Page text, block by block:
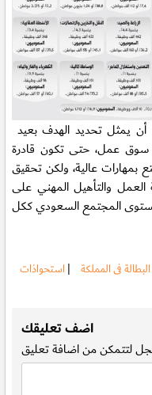
سوق عمل، حتى تكون قادرة
عالية، ولكن تحقيق
والتأهيل المهني على
فى المملكة | استحواذات
اضف تعليقك
لتتمكن من اضافة تعليق